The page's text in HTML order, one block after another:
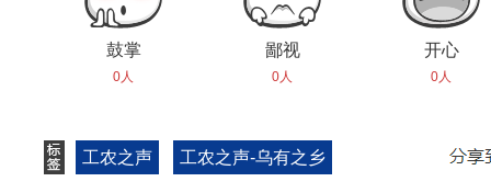
鼓掌
0人
鄙视
0人
开心
0人
工农之声 工农之声-乌有之乡